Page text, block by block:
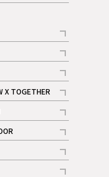
X TOGETHER
ー